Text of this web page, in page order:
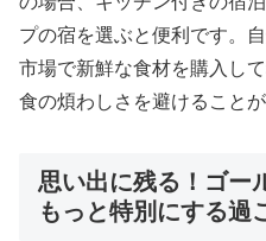
プの宿を選ぶと便利です。
市場で新鮮な食材を購入し
食の煩わしさを避けることが
思い出に残る！ゴー
もっと特別にする過